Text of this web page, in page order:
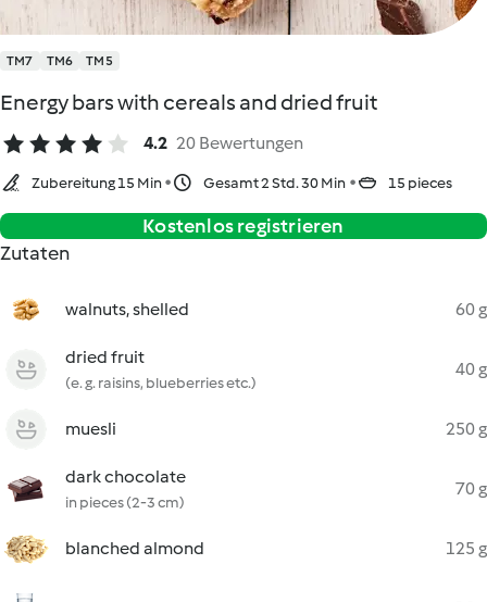
TM7 TM6 TM5
Energy bars with cereals and dried fruit
4.2 20 Bewertungen
Zubereitung 15 Min Gesamt 2 Std. 30 Min 15 pieces
Kostenlos registrieren
Zutaten
walnuts, shelled 60 g
dried fruit
(e. g. raisins, blueberries etc.)
40 g
muesli 250 g
dark chocolate
in pieces (2-3 cm)
70 g
blanched almond 125 g